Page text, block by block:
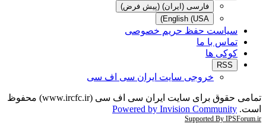
فارسی (ایران) (پیش فرض)
English (USA)
سیاست حفظ حریم خصوصی
تماس با ما
کوکی ها
RSS
خروجی سایت ایران سی اف سی
تمامی حقوق برای سایت ایران سی اف سی (www.ircfc.ir) محفوظ
است. Powered by Invision Community
Supported By IPSForum.ir